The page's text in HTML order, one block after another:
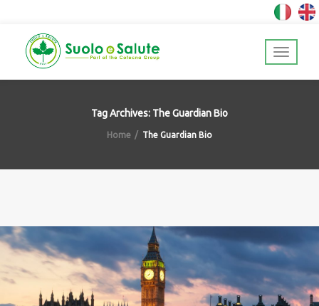
Tag Archives: The Guardian Bio
Home The Guardian Bio